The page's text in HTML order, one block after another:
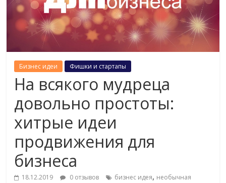
Бизнес идеи Фишки и стартапы
На всякого мудреца
довольно простоты:
хитрые идеи
продвижения для
бизнеса
18.12.2019 0 отзывов бизнес идея, необычная